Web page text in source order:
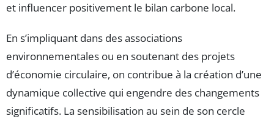
et influencer positivement le bilan carbone local.
En s’impliquant dans des associations
environnementales ou en soutenant des projets
d’économie circulaire, on contribue à la création d’une
dynamique collective qui engendre des changements
significatifs. La sensibilisation au sein de son cercle